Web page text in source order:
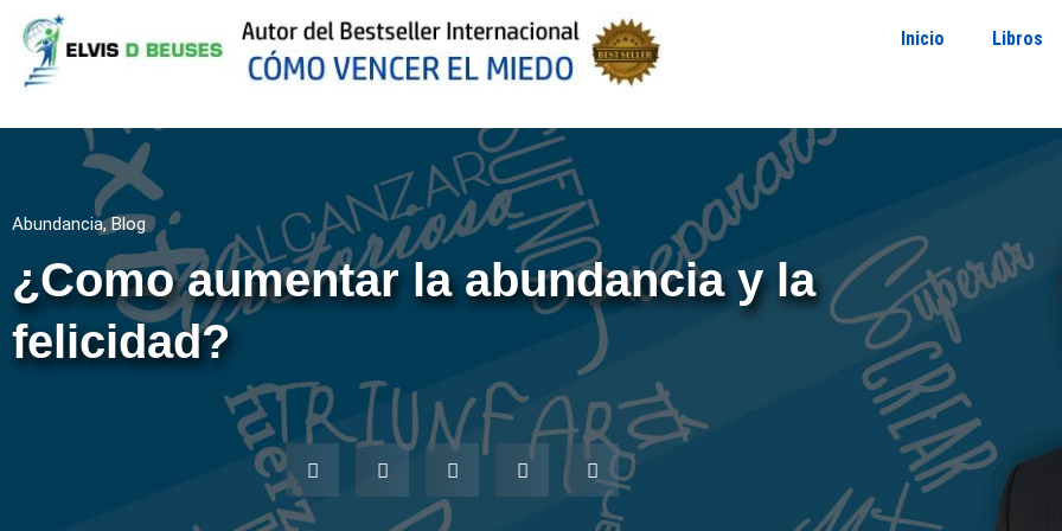
Inicio Libros
Abundancia,Blog
¿Como aumentar la abundancia y la
felicidad?